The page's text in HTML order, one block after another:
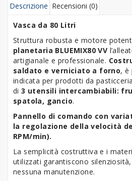
Descrizione Recensioni (0)
Vasca da 80 Litri
Struttura robusta e motore
planetaria BLUEMIX80 VV
artigianale e professionale.
saldato e verniciato a forno, è
indicata per prodotti da
di3 utensili intercambiabili:
spatola, gancio.
Pannello di comando con
la regolazione della velocità
RPM/min).
La semplicità costruttiva e i
utilizzati garantiscono
nessuna manutenzione.